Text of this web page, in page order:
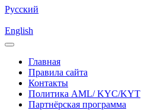
Русский
English
Главная
Правила сайта
Контакты
Политика AML/ KYC/KYT
Партнёрская программа